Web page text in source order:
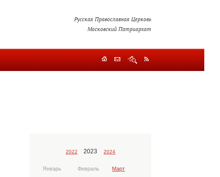
Русская Православная Церковь
Московский Патриархат
2022 2023 2024
Январь Февраль Март